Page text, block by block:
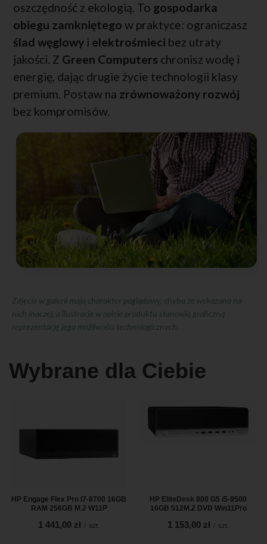
oszczędność z ekologią. To gospodarka
obiegu zamkniętego w praktyce: ograniczasz
ślad węglowy i elektrośmieci bez utraty
jakości. Z Green Computers chronisz wodę i
energię, dając drugie życie technologii klasy
premium. Postaw na zrównoważony rozwój
bez kompromisów.
Zdjęcia w galerii mają charakter poglądowy, chyba że wskazano na
nich inaczej, a ilustracje w opisie produktu stanowią graficzną
reprezentację jego możliwości technologicznych.
Wybrane dla Ciebie
HP Engage Flex Pro i7-8700 16GB
RAM 256GB M.2 W11P
1 441,00 zł / szt.
HP EliteDesk 800 G5 i5-9500
16GB 512M.2 DVD Win11Pro
1 153,00 zł / szt.